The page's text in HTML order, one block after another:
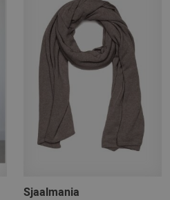
Sjaalmania